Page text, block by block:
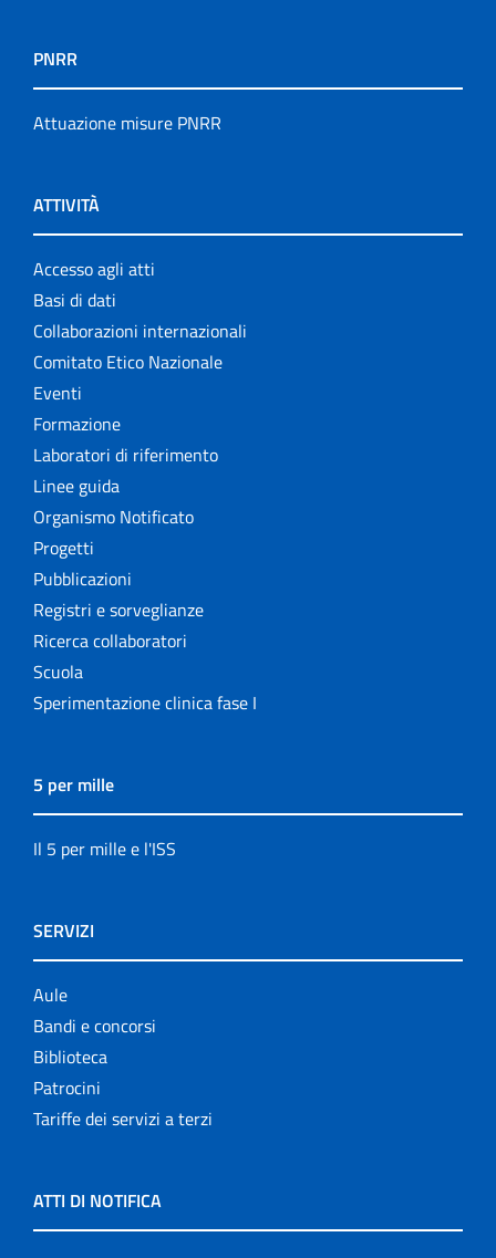
PNRR
Attuazione misure PNRR
ATTIVITÀ
Accesso agli atti
Basi di dati
Collaborazioni internazionali
Comitato Etico Nazionale
Eventi
Formazione
Laboratori di riferimento
Linee guida
Organismo Notificato
Progetti
Pubblicazioni
Registri e sorveglianze
Ricerca collaboratori
Scuola
Sperimentazione clinica fase I
5 per mille
Il 5 per mille e l'ISS
SERVIZI
Aule
Bandi e concorsi
Biblioteca
Patrocini
Tariffe dei servizi a terzi
ATTI DI NOTIFICA